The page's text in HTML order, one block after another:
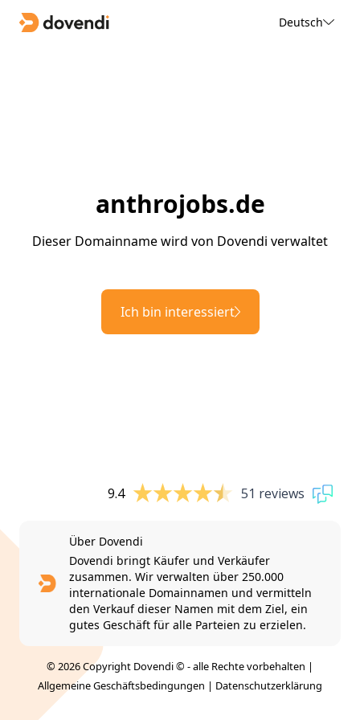
Deutsch
anthrojobs.de
Dieser Domainname wird von Dovendi verwaltet
Ich bin interessiert
9.4 51 reviews
Über Dovendi
Dovendi bringt Käufer und Verkäufer
zusammen. Wir verwalten über 250.000
internationale Domainnamen und vermitteln
den Verkauf dieser Namen mit dem Ziel, ein
gutes Geschäft für alle Parteien zu erzielen.
© 2026 Copyright Dovendi © - alle Rechte vorbehalten |
Allgemeine Geschäftsbedingungen | Datenschutzerklärung